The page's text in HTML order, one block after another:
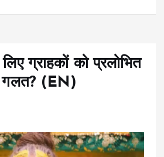
ग्राहकों को प्रलोभित
गलत? (EN)